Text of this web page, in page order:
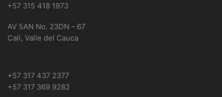
+57 315 418 1973
AV 5AN No. 23DN – 67
Cali, Valle del Cauca
+57 317 437 2377
+57 317 369 9282